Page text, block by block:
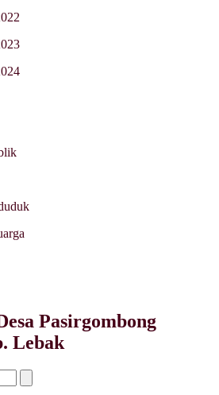
Pasirgombong
Lebak